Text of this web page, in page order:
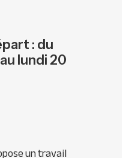
: du
lundi 20
un travail